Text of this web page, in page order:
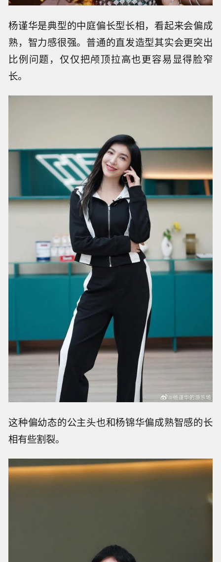
杨谨华是典型的中庭偏长型长相，看起来会偏成
熟，智力感很强。普通的直发造型其实会更突出
比例问题，仅仅把颅顶拉高也更容易显得脸窄
长。
这种偏幼态的公主头也和杨锦华偏成熟智感的长
相有些割裂。